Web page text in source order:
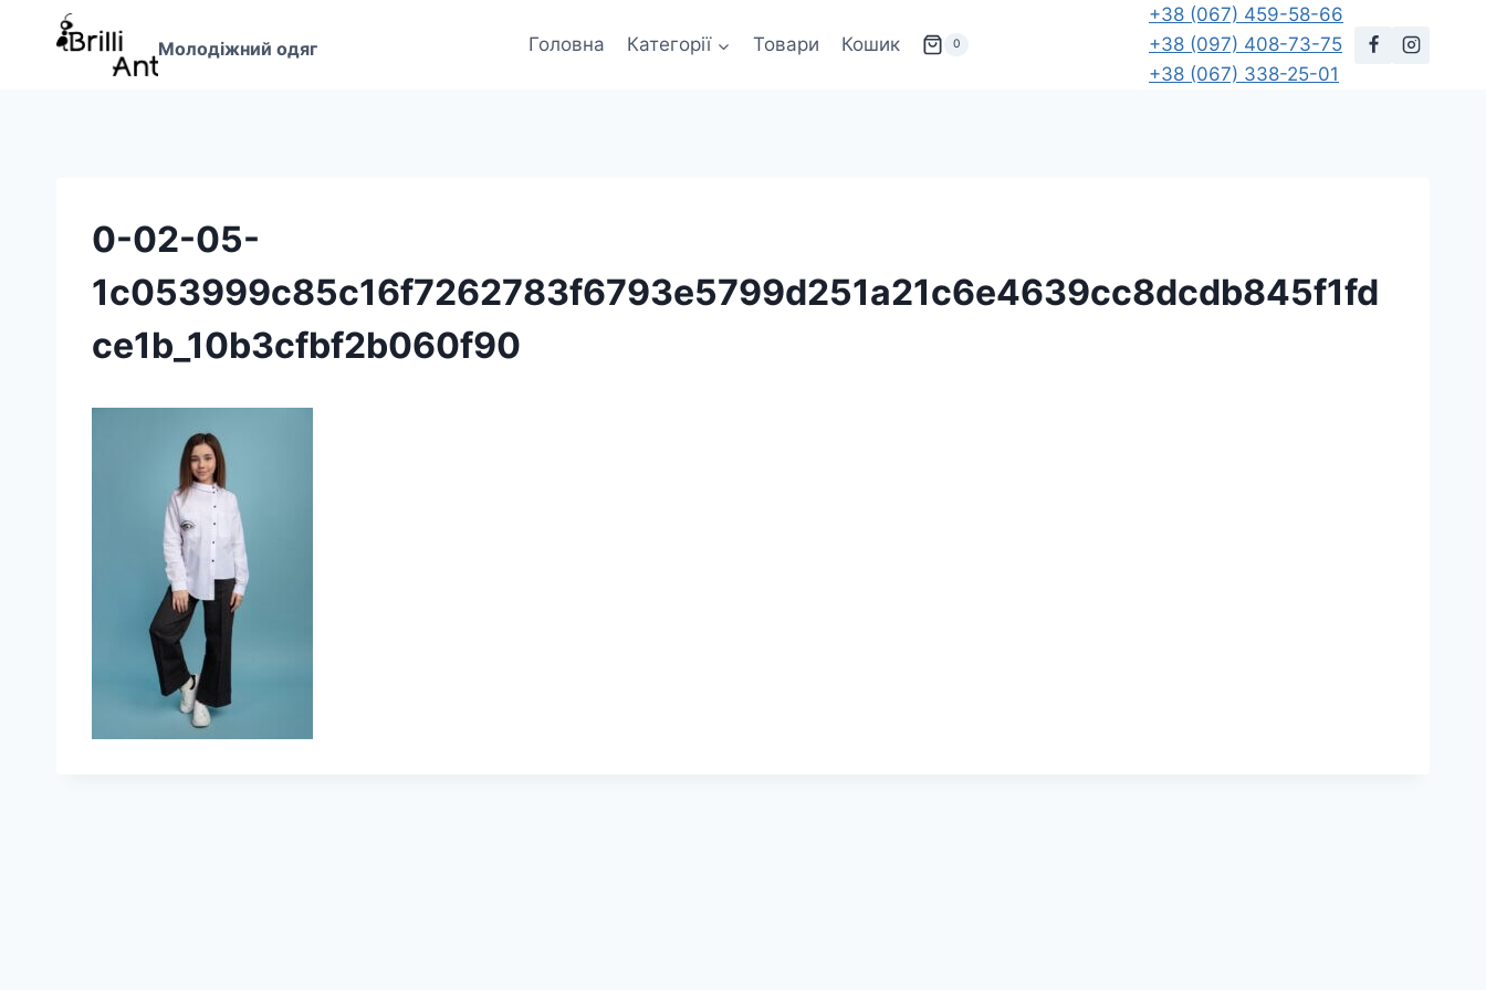
Перейти
Молодіжний одяг Головна Категорії Товари Кошик 0
+38 (067) 459-58-66
+38 (097) 408-73-75
+38 (067) 338-25-01
0-02-05-
1c053999c85c16f7262783f6793e5799d251a21c6e4639cc8dcdb845f1fd
ce1b_10b3cfbf2b060f90